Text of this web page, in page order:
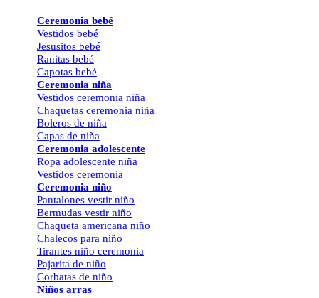
Ceremonia bebé
Vestidos bebé
Jesusitos bebé
Ranitas bebé
Capotas bebé
Ceremonia niña
Vestidos ceremonia niña
Chaquetas ceremonia niña
Boleros de niña
Capas de niña
Ceremonia adolescente
Ropa adolescente niña
Vestidos ceremonia
Ceremonia niño
Pantalones vestir niño
Bermudas vestir niño
Chaqueta americana niño
Chalecos para niño
Tirantes niño ceremonia
Pajarita de niño
Corbatas de niño
Niños arras